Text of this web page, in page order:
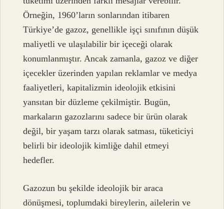
Örneğin, 1960’ların sonlarından itibaren
Türkiye’de gazoz, genellikle işçi sınıfının düşük
maliyetli ve ulaşılabilir bir içeceği olarak
konumlanmıştır. Ancak zamanla, gazoz ve diğer
içecekler üzerinden yapılan reklamlar ve medya
faaliyetleri, kapitalizmin ideolojik etkisini
yansıtan bir düzleme çekilmiştir. Bugün,
markaların gazozlarını sadece bir ürün olarak
değil, bir yaşam tarzı olarak satması, tüketiciyi
belirli bir ideolojik kimliğe dahil etmeyi
hedefler.
Gazozun bu şekilde ideolojik bir araca
dönüşmesi, toplumdaki bireylerin, ailelerin ve